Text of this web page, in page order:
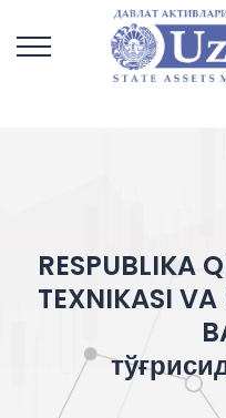
RESPUBLIKA
TEXNIKASI